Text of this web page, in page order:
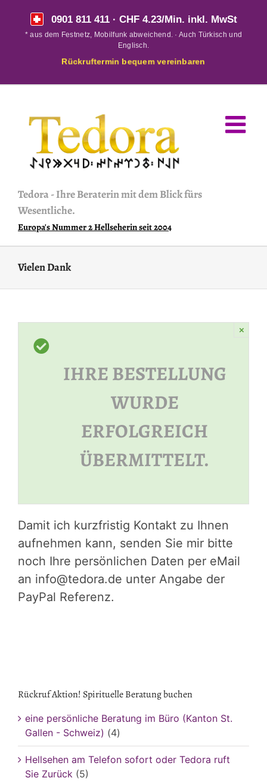
0901 811 411· CHF 4.23/Min. inkl. MwSt
* aus dem Festnetz, Mobilfunk abweichend. · Auch Türkisch und
Englisch.
Rückruftermin bequem vereinbaren
Tedora-Ihre Beraterin mit dem Blick fürs
Wesentliche.
Europa's Nummer 2 Hellseherin seit 2004
Vielen Dank
IHRE BESTELLUNG
WURDE
ERFOLGREICH
ÜBERMITTELT.
×
Damit ich kurzfristig Kontakt zu Ihnen
aufnehmen kann, senden Sie mir bitte
noch Ihre persönlichen Daten per eMail
an info@tedora.de unter Angabe der
PayPal Referenz.
Rückruf Aktion! Spirituelle Beratung buchen
eine persönliche Beratung im Büro (Kanton St.
Gallen - Schweiz) (4)
Hellsehen am Telefon sofort oder Tedora ruft
Sie Zurück (5)